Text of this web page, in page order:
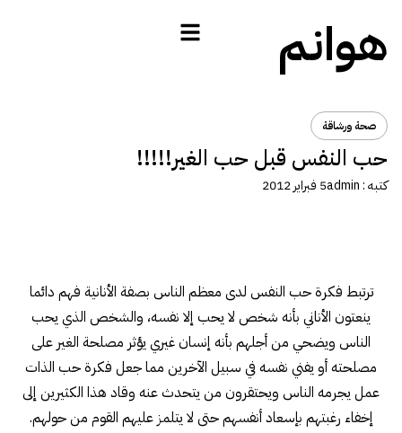
هوانم
صحة ورشاقة
حب النفس قبل حب الغير!!!!!
كتبه :admin5 فبراير 2012
ترتبط فكرة حب النفس لدى معظم الناس بصفة الأنانية فهم دائما
ينعتون الأناني بأنه شخص لا يحب إلا نفسه، والشخص الذي يحب
الناس ويضحي من أجلهم بأنه إنسان غيري يؤثر مصلحة الغير على
مصلحته أو يفني نفسه في سبيل الآخرين مما جعل فكرة حب الذات
عمل يجرمه الناس ويحتقرون من يتحدث عنه وقاد هذا الكثيرين إلى
إخفاء رغبتهم بإسعاد أنفسهم حتى لا يتلمز عليهم القوم من حولهم.